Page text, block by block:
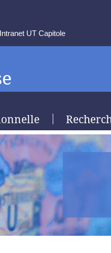
Intranet UT Capitole